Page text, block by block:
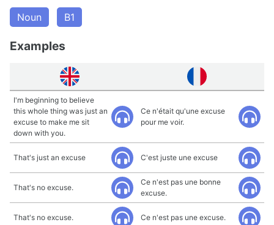
Noun B1
Examples
I'm beginning to believe
this whole thing was just an
excuse to make me sit
down with you.
Ce n'était qu'une excuse
pour me voir.
That's just an excuse C'est juste une excuse
That's no excuse.
Ce n'est pas une bonne
excuse.
That's no excuse. Ce n'est pas une excuse.